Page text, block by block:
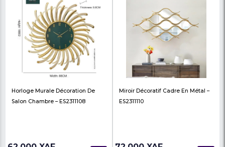
39,000 XAF
58,000 XAF
-33%
7,500 XAF
10,500 XAF